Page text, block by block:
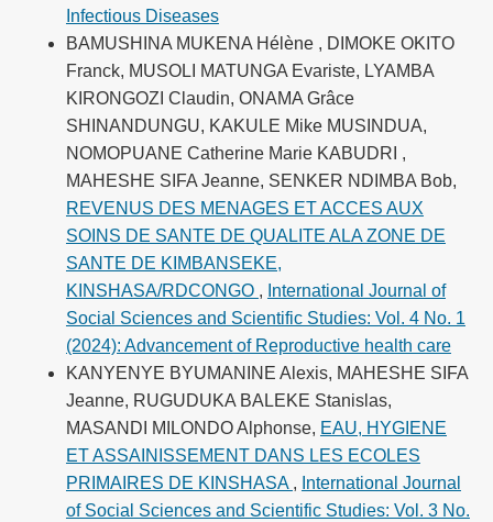
Infectious Diseases
BAMUSHINA MUKENA Hélène , DIMOKE OKITO
Franck, MUSOLI MATUNGA Evariste, LYAMBA
KIRONGOZI Claudin, ONAMA Grâce
SHINANDUNGU, KAKULE Mike MUSINDUA,
NOMOPUANE Catherine Marie KABUDRI ,
MAHESHE SIFA Jeanne, SENKER NDIMBA Bob,
REVENUS DES MENAGES ET ACCES AUX
SOINS DE SANTE DE QUALITE ALA ZONE DE
SANTE DE KIMBANSEKE,
KINSHASA/RDCONGO , International Journal of
Social Sciences and Scientific Studies: Vol. 4 No. 1
(2024): Advancement of Reproductive health care
KANYENYE BYUMANINE Alexis, MAHESHE SIFA
Jeanne, RUGUDUKA BALEKE Stanislas,
MASANDI MILONDO Alphonse, EAU, HYGIENE
ET ASSAINISSEMENT DANS LES ECOLES
PRIMAIRES DE KINSHASA , International Journal
of Social Sciences and Scientific Studies: Vol. 3 No.